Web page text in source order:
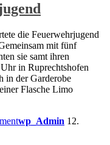
die Feuerwehrjugend
mit fünf
sie samt ihren
in Ruprechtshofen
in der Garderobe
Flasche Limo
wp_Admin 12.